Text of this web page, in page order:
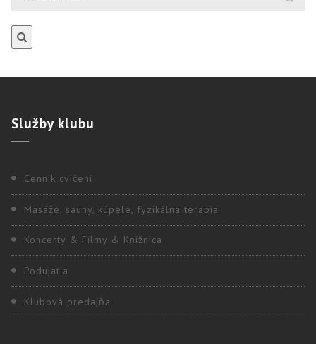
Službyklubu
Cenník cvičení
Masáže, sauny, kúpele, fyzikálna terapia
Koncerty & Filmy & Knižnica
Podujatia
Klubová predajňa